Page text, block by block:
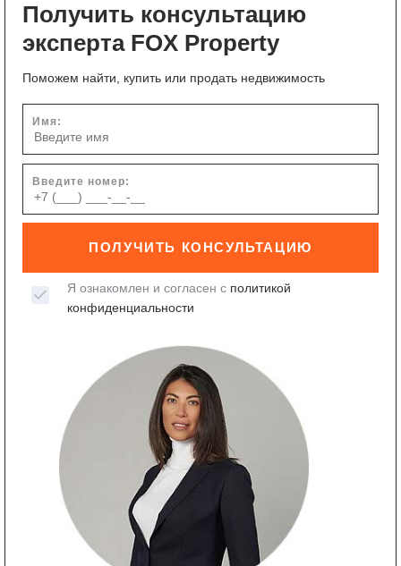
Получить консультацию
эксперта FOX Property
Поможем найти, купить или продать недвижимость
Имя:
Введите номер:
ПОЛУЧИТЬ КОНСУЛЬТАЦИЮ
Я ознакомлен и согласен с политикой
конфиденциальности